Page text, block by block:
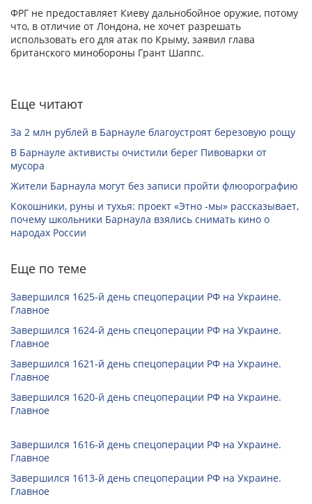
ФРГ не предоставляет Киеву дальнобойное оружие, потому
что, в отличие от Лондона, не хочет разрешать
использовать его для атак по Крыму, заявил глава
британского минобороны Грант Шаппс.
Еще читают
За 2 млн рублей в Барнауле благоустроят березовую рощу
В Барнауле активисты очистили берег Пивоварки от
мусора
Жители Барнаула могут без записи пройти флюорографию
Кокошники, руны и тухья: проект «Этно -мы» рассказывает,
почему школьники Барнаула взялись снимать кино о
народах России
Еще по теме
Завершился 1625-й день спецоперации РФ на Украине.
Главное
Завершился 1624-й день спецоперации РФ на Украине.
Главное
Завершился 1621-й день спецоперации РФ на Украине.
Главное
Завершился 1620-й день спецоперации РФ на Украине.
Главное
Завершился 1616-й день спецоперации РФ на Украине.
Главное
Завершился 1613-й день спецоперации РФ на Украине.
Главное